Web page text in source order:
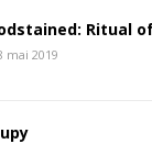
Ritual
mai 2019